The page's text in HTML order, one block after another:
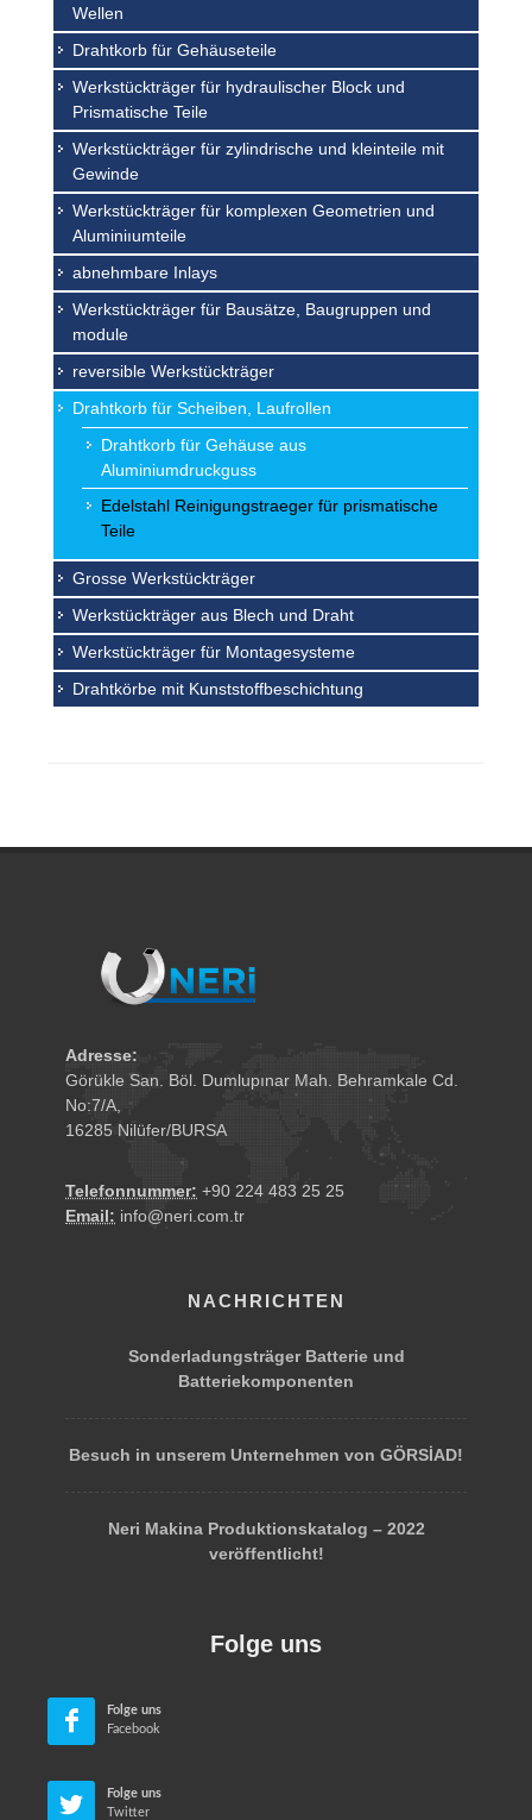
Wellen
Drahtkorb für Gehäuseteile
Werkstückträger für hydraulischer Block und
Prismatische Teile
Werkstückträger für zylindrische und kleinteile mit
Gewinde
Werkstückträger für komplexen Geometrien und
Aluminiıumteile
abnehmbare Inlays
Werkstückträger für Bausätze, Baugruppen und
module
reversible Werkstückträger
Drahtkorb für Scheiben, Laufrollen
Drahtkorb für Gehäuse aus
Aluminiumdruckguss
Edelstahl Reinigungstraeger für prismatische
Teile
Grosse Werkstückträger
Werkstückträger aus Blech und Draht
Werkstückträger für Montagesysteme
Drahtkörbe mit Kunststoffbeschichtung
Adresse:
Görükle San. Böl. Dumlupınar Mah. Behramkale Cd.
No:7/A,
16285 Nilüfer/BURSA
Telefonnummer: +90 224 483 25 25
Email: info@neri.com.tr
NACHRICHTEN
Sonderladungsträger Batterie und
Batteriekomponenten
Besuch in unserem Unternehmen von GÖRSİAD!
Neri Makina Produktionskatalog – 2022
veröffentlicht!
Folge uns
Folge uns
Facebook
Folge uns
Twitter